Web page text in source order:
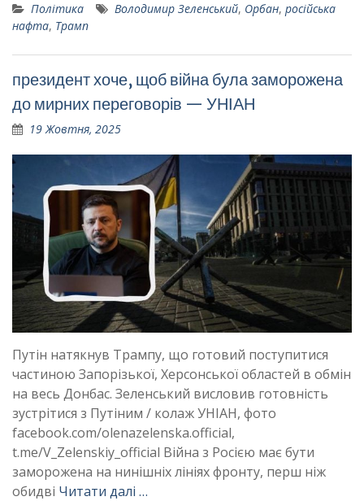
Політика Володимир Зеленський, Орбан, російська
нафта, Трамп
президент хоче, щоб війна була заморожена
до мирних переговорів — УНІАН
19 Жовтня, 2025
Путін натякнув Трампу, що готовий поступитися
частиною Запорізької, Херсонської областей в обмін
на весь Донбас. Зеленський висловив готовність
зустрітися з Путіним / колаж УНІАН, фото
facebook.com/olenazelenska.official,
t.me/V_Zelenskiy_official Війна з Росією має бути
заморожена на нинішніх лініях фронту, перш ніж
обидві Читати далі …